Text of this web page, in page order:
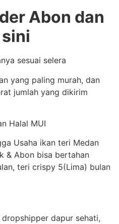
Abon dan
sesuai selera
yang paling murah, dan
jumlah yang dikirim
Halal MUI
Usaha ikan teri Medan
& Abon bisa bertahan
teri crispy 5(Lima) bulan
dapur sehati,